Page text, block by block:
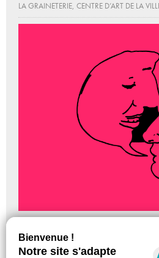
LA GRAINETERIE, CENTRE D’ART DE LA
Du 18 - 02 au 16 - 05 - 2016
PALAIS DE TOKYO